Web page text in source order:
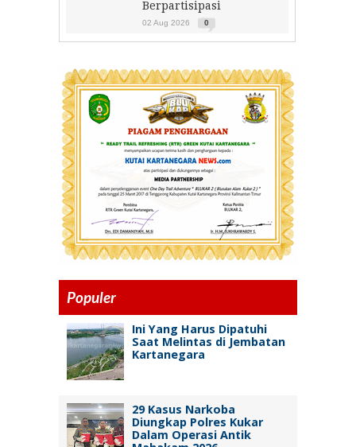
Berpartisipasi
02 Aug 2026 0
Populer
Ini Yang Harus Dipatuhi
Saat Melintas di Jembatan
Kartanegara
29 Kasus Narkoba
Diungkap Polres Kukar
Dalam Operasi Antik